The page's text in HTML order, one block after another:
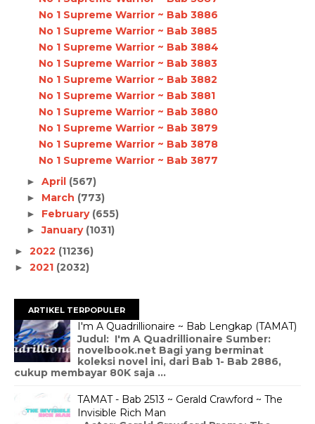
No 1 Supreme Warrior ~ Bab 3886
No 1 Supreme Warrior ~ Bab 3885
No 1 Supreme Warrior ~ Bab 3884
No 1 Supreme Warrior ~ Bab 3883
No 1 Supreme Warrior ~ Bab 3882
No 1 Supreme Warrior ~ Bab 3881
No 1 Supreme Warrior ~ Bab 3880
No 1 Supreme Warrior ~ Bab 3879
No 1 Supreme Warrior ~ Bab 3878
No 1 Supreme Warrior ~ Bab 3877
► April (567)
► March (773)
► February (655)
►January (1031)
► 2022 (11236)
► 2021 (2032)
ARTIKEL TERPOPULER
I'm A Quadrillionaire ~ Bab Lengkap (TAMAT)
Judul: I'm A Quadrillionaire Sumber:
novelbook.net Bagi yang berminat
koleksi novel ini, dari Bab 1- Bab 2886,
cukup membayar 80K saja ...
TAMAT - Bab 2513 ~ Gerald Crawford ~ The
Invisible Rich Man